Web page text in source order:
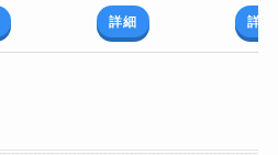
詳細 詳細